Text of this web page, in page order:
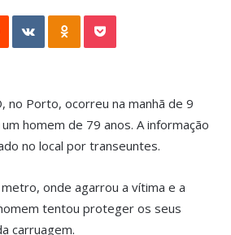
VKontakte
no Porto, ocorreu na manhã de 9
homem de 79 anos. A informação
no local por transeuntes.
onde agarrou a vítima e a
tentou proteger os seus
carruagem.